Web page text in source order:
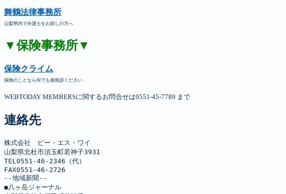
舞鶴法律事務所
山梨県内で弁護士をお探しの方へ
▼保険事務所▼
保険クライム
保険のことなら何でも後相談ください
WEBTODAY MEMBERSに関するお問合せは0551-45-7789 まで
連絡先
株式会社　ピー・エス・ワイ
山梨県北杜市須玉町若神子3931
TEL0551-46-2346（代）
FAX0551-46-2726
--地域新聞--
●八ヶ岳ジャーナル